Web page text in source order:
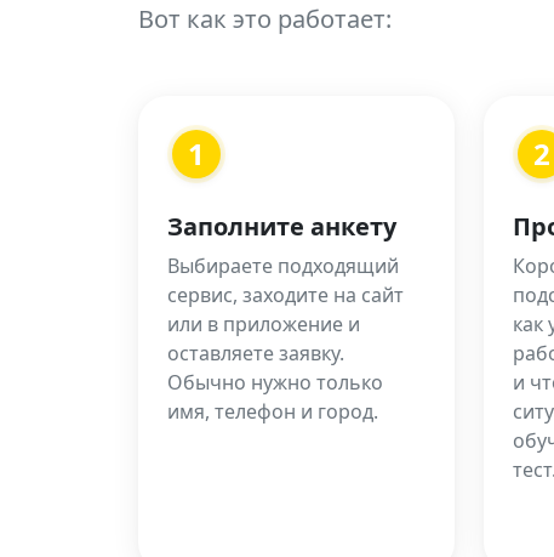
Вот как это работает:
1
Заполните анкету
Выбираете подходящий
сервис, заходите на сайт
или в приложение и
оставляете заявку.
Обычно нужно только
имя, телефон и город.
2
как
и
тест.